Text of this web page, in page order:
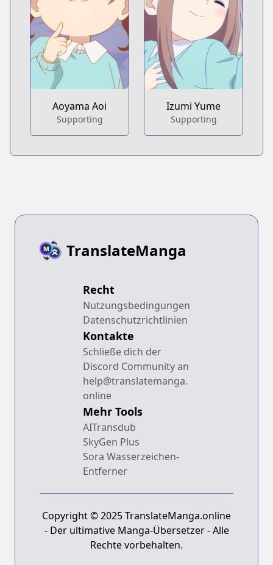
Aoyama Aoi
Supporting
Izumi Yume
Supporting
TranslateManga
Recht
Nutzungsbedingungen
Datenschutzrichtlinien
Kontakte
Schließe dich der
Discord Community an
help@translatemanga.
online
Mehr Tools
AITransdub
SkyGen Plus
Sora Wasserzeichen-
Entferner
Copyright © 2025 TranslateManga.online
- Der ultimative Manga-Übersetzer - Alle
Rechte vorbehalten.